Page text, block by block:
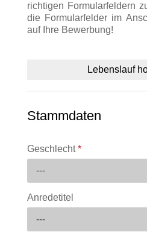
richtigen Formularfeldern
die Formularfelder im
auf Ihre Bewerbung!
Lebenslauf
Stammdaten
Geschlecht*
---
Anredetitel
---